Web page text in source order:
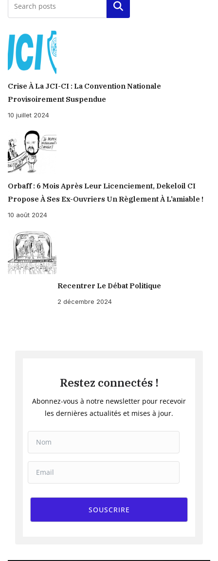
Rechercher
Crise À La JCI-CI : La Convention Nationale
Provisoirement Suspendue
10 juillet 2024
Orbaff : 6 Mois Après Leur Licenciement, Dekeloil CI
Propose À Ses Ex-Ouvriers Un Règlement À L’amiable !
10 août 2024
Recentrer Le Débat Politique
2 décembre 2024
Restez connectés !
Abonnez-vous à notre newsletter pour recevoir
les dernières actualités et mises à jour.
SOUSCRIRE